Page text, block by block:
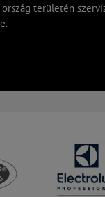
ország területén